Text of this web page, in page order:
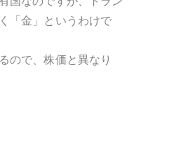
「金」というわけで
ので、株価と異なり